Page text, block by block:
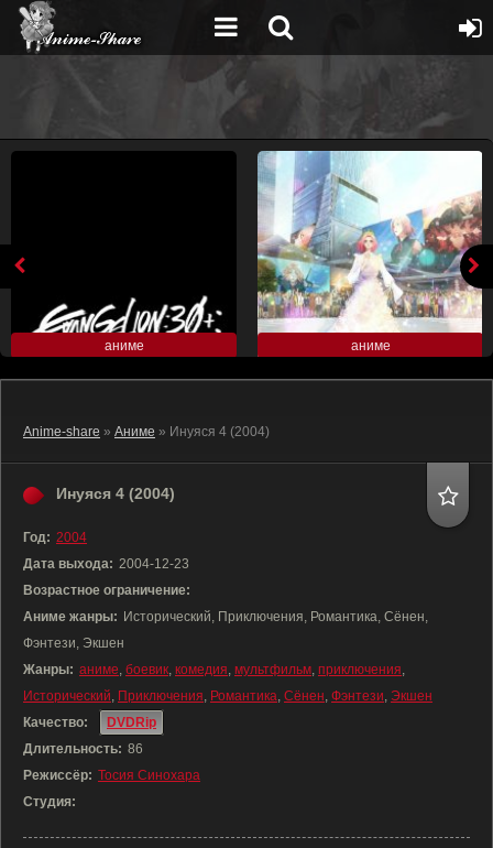
аниме аниме
Anime-share » Аниме » Инуяся 4 (2004)
Инуяся 4 (2004)
Год: 2004
Дата выхода: 2004-12-23
Возрастное ограничение:
Аниме жанры: Исторический, Приключения, Романтика, Сёнен,
Фэнтези, Экшен
Жанры: аниме, боевик, комедия, мультфильм, приключения,
Исторический, Приключения, Романтика, Сёнен, Фэнтези, Экшен
Качество:
DVDRip
Длительность: 86
Режиссёр: Тосия Синохара
Студия: